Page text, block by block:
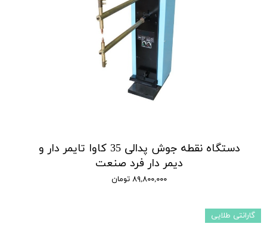
دستگاه نقطه جوش پدالی 35 کاوا تایمر دار و
دیمر دار فرد صنعت
۸۹,۸۰۰,۰۰۰ تومان
گارانتی طلایی